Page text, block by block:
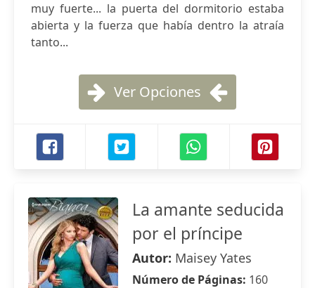
muy fuerte... la puerta del dormitorio estaba
abierta y la fuerza que había dentro la atraía
tanto...
Ver Opciones
La amante seducida
por el príncipe
Autor: Maisey Yates
Número de Páginas: 160